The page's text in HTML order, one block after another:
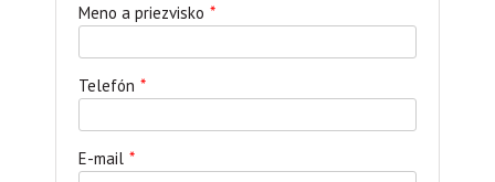
Meno a priezvisko *
Telefón *
E-mail *